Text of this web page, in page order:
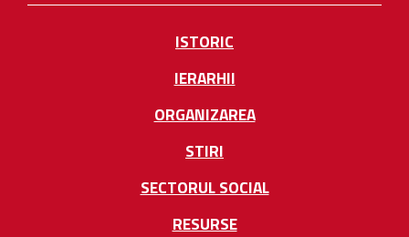
ISTORIC
IERARHII
ORGANIZAREA
STIRI
SECTORUL SOCIAL
RESURSE